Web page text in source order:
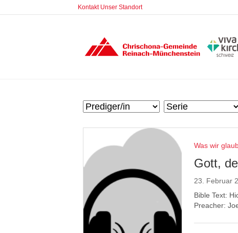
Kontakt Unser Standort
Was wir
Gott,
23. Februar
Bible Text:
Preacher: